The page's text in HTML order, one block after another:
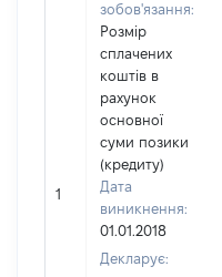
1
зобов'язання:
Розмір
сплачених
коштів в
рахунок
основної
суми позики
(кредиту)
Дата
виникнення:
01.01.2018
Декларує: